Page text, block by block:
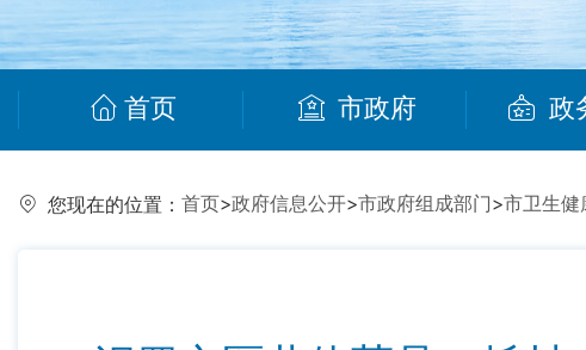
首页 市政府 政
您现在的位置： 首页>政府信息公开>市政府组成部门>市卫生健